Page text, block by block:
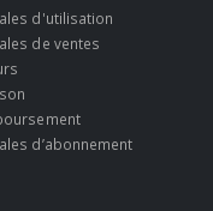
d'utilisation
de ventes
d’abonnement